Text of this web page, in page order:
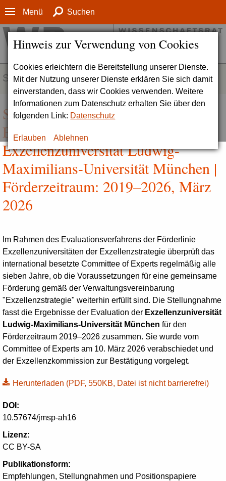
Hinweis zur Verwendung von Cookies
Cookies erleichtern die Bereitstellung unserer Dienste.
Mit der Nutzung unserer Dienste erklären Sie sich damit
einverstanden, dass wir Cookies verwenden. Weitere
Informationen zum Datenschutz erhalten Sie über den
folgenden Link: Datenschutz
Erlauben Ablehnen
Menü Suchen
SERVICE
Stellungnahme des Committee of
Experts zur Evaluation der
Exzellenzuniversität Ludwig-
Maximilians-Universität München |
Förderzeitraum: 2019–2026, März
2026
Im Rahmen des Evaluationsverfahrens der Förderlinie
Exzellenzuniversitäten der Exzellenzstrategie überprüft das
international besetzte Committee of Experts regelmäßig alle
sieben Jahre, ob die Voraussetzungen für eine gemeinsame
Förderung gemäß der Verwaltungsvereinbarung
"Exzellenzstrategie" weiterhin erfüllt sind. Die Stellungnahme
fasst die Ergebnisse der Evaluation der Exzellenzuniversität
Ludwig-Maximilians-Universität München für den
Förderzeitraum 2019–2026 zusammen. Sie wurde vom
Committee of Experts am 10. März 2026 verabschiedet und
der Exzellenzkommission zur Bestätigung vorgelegt.
Herunterladen (PDF, 550KB, Datei ist nicht barrierefrei)
DOI:
10.57674/jmsp-ah16
Lizenz:
CC BY-SA
Publikationsform:
Empfehlungen, Stellungnahmen und Positionspapiere